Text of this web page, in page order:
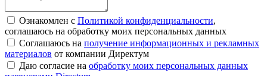
Ознакомлен с Политикой конфиденциальности,
соглашаюсь на обработку моих персональных данных
Соглашаюсь на получение информационных и рекламных
материалов от компании Директум
Даю согласие на обработку моих персональных данных